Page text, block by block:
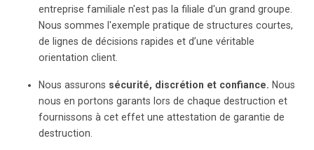
entreprise familiale n'est pas la filiale d'un grand groupe.
Nous sommes l'exemple pratique de structures courtes,
de lignes de décisions rapides et d’une véritable
orientation client.
Nous assurons sécurité, discrétion et confiance. Nous
nous en portons garants lors de chaque destruction et
fournissons à cet effet une attestation de garantie de
destruction.